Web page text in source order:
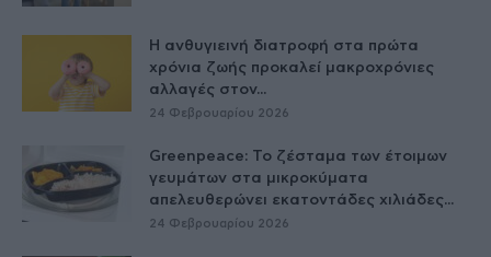
Η ανθυγιεινή διατροφή στα πρώτα
χρόνια ζωής προκαλεί μακροχρόνιες
αλλαγές στον...
24 Φεβρουαρίου 2026
Greenpeace: Το ζέσταμα των έτοιμων
γευμάτων στα μικροκύματα
απελευθερώνει εκατοντάδες χιλιάδες...
24 Φεβρουαρίου 2026